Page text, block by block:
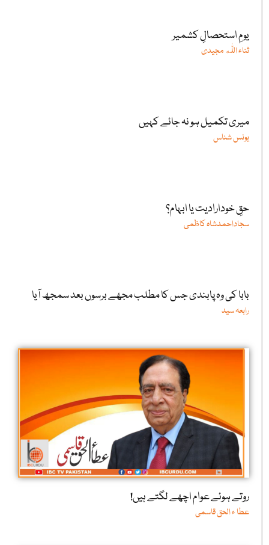
یومِ استحصالِ کشمیر
ثناء اللّٰه مجیدی
میری تکمیل ہو نہ جائے کہیں
یونس شناس
حقِ خودارادیت یا ابہام؟
سجاداحمدشاہ کاظمی
بابا کی وہ پابندی جس کا مطلب مجھے برسوں بعد سمجھ آیا
رابعہ سید
روتے ہوئے عوام اچھے لگتے ہیں!
عطا ء الحق قاسمی